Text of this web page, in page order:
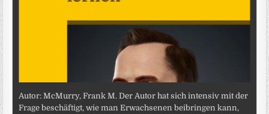
Autor: McMurry, Frank M. Der Autor hat sich intensiv mit der
Frage beschäftigt, wie man Erwachsenen beibringen kann,